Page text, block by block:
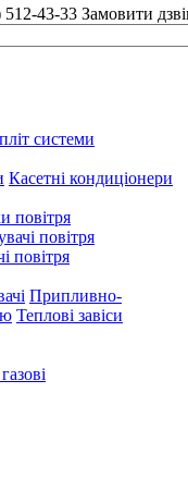
512-43-33 Замовити
системи
Касетні кондиціонери
повітря
повітря
повітря
Припливно-
Теплові завіси